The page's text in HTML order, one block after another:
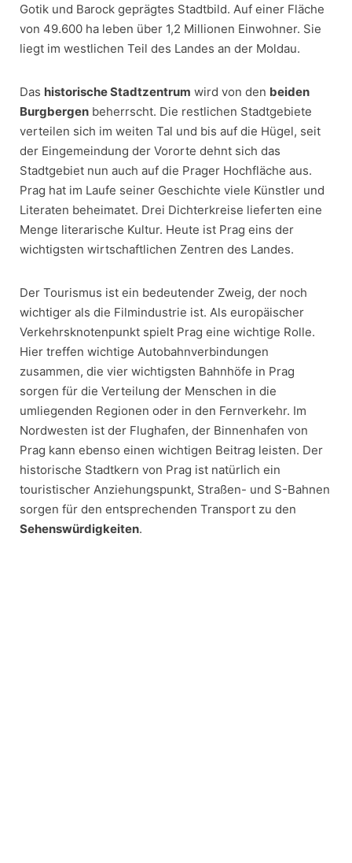
Gotik und Barock geprägtes Stadtbild. Auf einer Fläche
von 49.600 ha leben über 1,2 Millionen Einwohner. Sie
liegt im westlichen Teil des Landes an der Moldau.
Das historische Stadtzentrum wird von den beiden
Burgbergen beherrscht. Die restlichen Stadtgebiete
verteilen sich im weiten Tal und bis auf die Hügel, seit
der Eingemeindung der Vororte dehnt sich das
Stadtgebiet nun auch auf die Prager Hochfläche aus.
Prag hat im Laufe seiner Geschichte viele Künstler und
Literaten beheimatet. Drei Dichterkreise lieferten eine
Menge literarische Kultur. Heute ist Prag eins der
wichtigsten wirtschaftlichen Zentren des Landes.
Der Tourismus ist ein bedeutender Zweig, der noch
wichtiger als die Filmindustrie ist. Als europäischer
Verkehrsknotenpunkt spielt Prag eine wichtige Rolle.
Hier treffen wichtige Autobahnverbindungen
zusammen, die vier wichtigsten Bahnhöfe in Prag
sorgen für die Verteilung der Menschen in die
umliegenden Regionen oder in den Fernverkehr. Im
Nordwesten ist der Flughafen, der Binnenhafen von
Prag kann ebenso einen wichtigen Beitrag leisten. Der
historische Stadtkern von Prag ist natürlich ein
touristischer Anziehungspunkt, Straßen- und S-Bahnen
sorgen für den entsprechenden Transport zu den
Sehenswürdigkeiten.